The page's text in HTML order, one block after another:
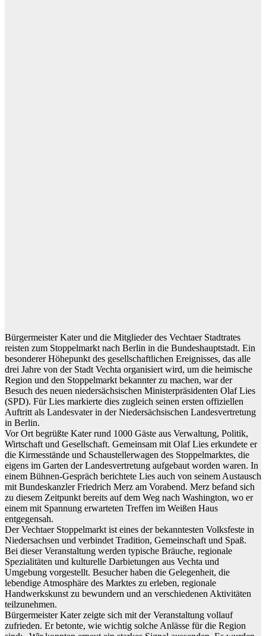
Bürgermeister Kater und die Mitglieder des Vechtaer Stadtrates
reisten zum Stoppelmarkt nach Berlin in die Bundeshauptstadt. Ein
besondererHöhepunktdes gesellschaftlichen Ereignisses, das alle
drei Jahre von derStadt Vechta organisiert wird, um die heimische
Region und den Stoppelmarktbekannterzu machen, war der
Besuch des neuen niedersächsischen Ministerpräsidenten Olaf Lies
(SPD). Für Lies markierte dies zugleich seinen ersten offiziellen
Auftritt als Landesvaterin derNiedersächsischen Landesvertretung
in Berlin.
Vor Ortbegrüßte Kater rund 1000 Gäste aus Verwaltung, Politik,
Wirtschaft und Gesellschaft. Gemeinsam mitOlafLies erkundete er
die Kirmesstände und Schaustellerwagen des Stoppelmarktes, die
eigens im Garten der Landesvertretung aufgebautworden waren. In
einem Bühnen-Gespräch berichtete Lies auch von seinemAustausch
mit Bundeskanzler Friedrich Merz am Vorabend. Merz befand sich
zu diesem Zeitpunkt bereits auf dem Weg nach Washington, wo er
einem mit Spannung erwarteten Treffen im Weißen Haus
entgegensah.
Der Vechtaer Stoppelmarkt ist eines der bekanntesten Volksfeste in
Niedersachsen und verbindet Tradition, Gemeinschaft und Spaß.
Bei dieser Veranstaltung werden typische Bräuche, regionale
Spezialitäten und kulturelle Darbietungen aus Vechta und
Umgebung vorgestellt. Besucher haben die Gelegenheit, die
lebendige Atmosphäre des Marktes zu erleben, regionale
Handwerkskunst zu bewundern und an verschiedenen Aktivitäten
teilzunehmen.
BürgermeisterKater zeigte sich mit der Veranstaltung vollauf
zufrieden. Er betonte, wie wichtig solche Anlässe für die Region